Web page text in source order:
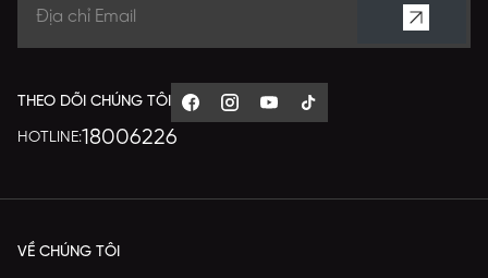
THEO DÕI CHÚNG TÔI
HOTLINE:18006226
VỀ CHÚNG TÔI